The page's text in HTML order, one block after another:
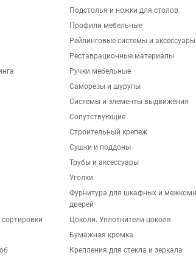
Подстолья и ножки для столов
Профили мебельные
Рейлинговые системы и аксессуары
Реставрационные материалы
Ручки мебельные
Саморезы и шурупы
Системы и элементы выдвижения
Сопутствующие
Строительный крепеж
Сушки и поддоны
Трубы и аксессуары
Уголки
Фурнитура для шкафных и
дверей
Цоколи. Уплотнители цоколя
Бумажная кромка
Крепления для стекла и зеркала